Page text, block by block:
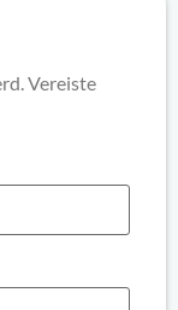
Vereiste